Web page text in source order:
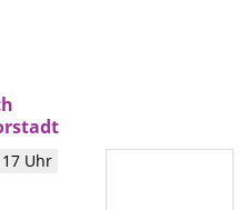
Uhr